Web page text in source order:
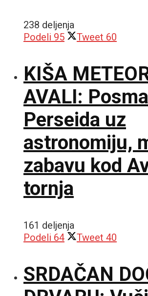
238 deljenja
Podeli 95 Tweet 60
KIŠA
AVALI:
Perseida uz
astronomiju,
zabavu kod
tornja
161 deljenja
Podeli 64 Tweet 40
SRDAČAN